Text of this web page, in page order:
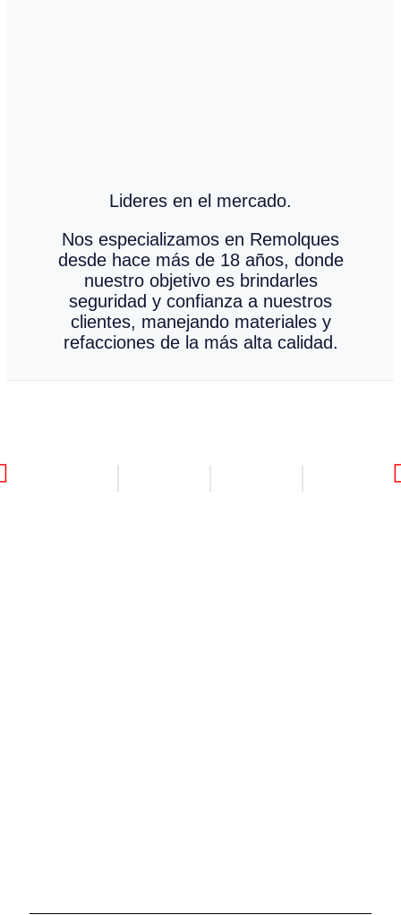
Lideres en el mercado.
Nos especializamos en Remolques
desde hace más de 18 años, donde
nuestro objetivo es brindarles
seguridad y confianza a nuestros
clientes, manejando materiales y
refacciones de la más alta calidad.